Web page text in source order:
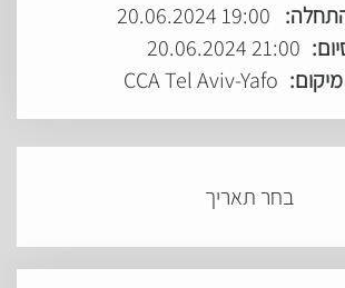
19:00 20.06.2024
21:00 20.06.2024
מיקום: CCA Tel Aviv-Yafo
בחר תאריך